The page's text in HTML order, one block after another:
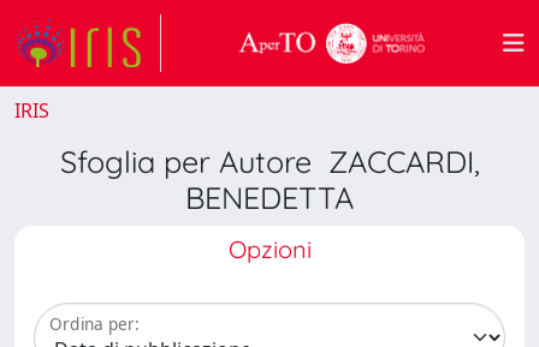
IRIS
Sfoglia per Autore ZACCARDI,
BENEDETTA
Opzioni
Ordina per: